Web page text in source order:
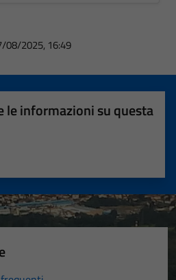
08/2025, 16:49
le informazioni su questa
su 5
su 5
5